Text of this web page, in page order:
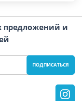
предложений и